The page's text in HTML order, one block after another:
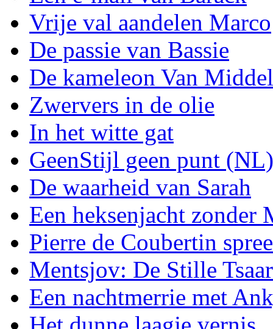
Vrije val aandelen Marco
De passie van Bassie
De kameleon Van
Zwervers in de olie
In het witte gat
GeenStijl geen punt (NL)
De waarheid van Sarah
Een heksenjacht zonder
Pierre de Coubertin
Mentsjov: De Stille Tsaar
Een nachtmerrie met